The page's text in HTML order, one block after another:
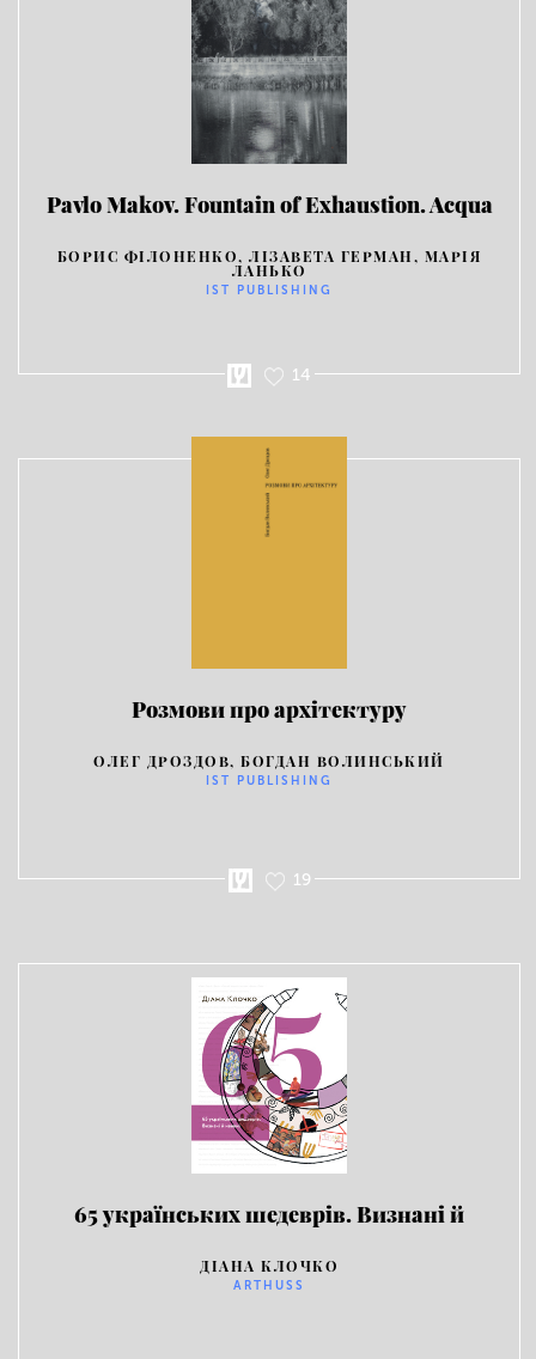
Pavlo Makov. Fountain of Exhaustion. Acqua
БОРИС ФІЛОНЕНКО, ЛІЗАВЕТА ГЕРМАН, МАРІЯ
ЛАНЬКО
IST PUBLISHING
14
Розмови про архітектуру
ОЛЕГ ДРОЗДОВ, БОГДАН ВОЛИНСЬКИЙ
IST PUBLISHING
19
65 українських шедеврів. Визнані й
ДІАНА КЛОЧКО
ARTHUSS